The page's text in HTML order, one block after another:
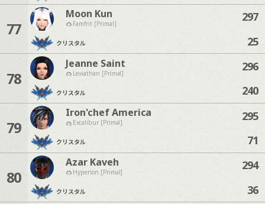
77
Moon Kun
Famfrit [Primal]
クリスタル
297
25
78
Jeanne Saint
Leviathan [Primal]
クリスタル
296
240
79
Iron'chef America
Excalibur [Primal]
クリスタル
295
71
80
Azar Kaveh
Hyperion [Primal]
クリスタル
294
36